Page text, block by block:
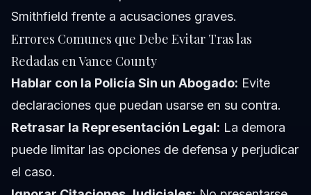
Smithfield frente a acusaciones graves.
Errores Comunes que Debe Evitar Tras las
Redadas en Vance County
Hablar con la Policía Sin un Abogado: Evite
declaraciones que puedan usarse en su contra.
Retrasar la Representación Legal: La demora
puede limitar las opciones de defensa y perjudicar
el caso.